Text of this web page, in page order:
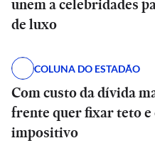
unem a celebridades
de luxo
COLUNA DO ESTADÃO
Com custo da dívida
frente quer fixar teto e
impositivo